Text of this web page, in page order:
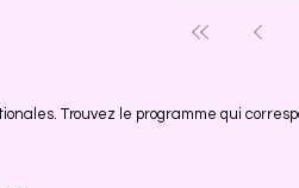
Trouvez le programme qui